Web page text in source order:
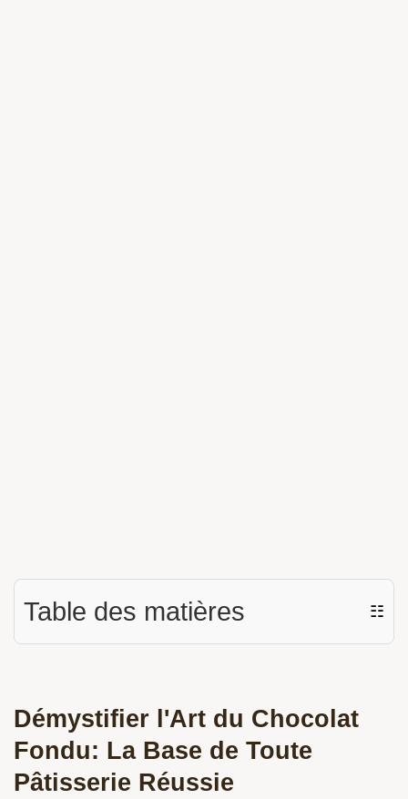
Table des matières ☷
Démystifier l'Art du Chocolat
Fondu: La Base de Toute
Pâtisserie Réussie